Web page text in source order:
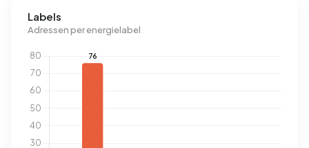
Labels
Adressen per energielabel